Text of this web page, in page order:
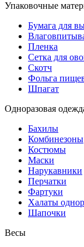
Упаковочные
Бумага для
Пленка
Сетка для
Скотч
Фольга
Шпагат
Одноразовая
Бахилы
Комбинезоны
Костюмы
Маски
Нарукавники
Перчатки
Фартуки
Халаты
Шапочки
Весы